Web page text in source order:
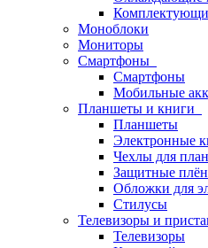
Моноблоки
Мониторы
Смартфоны
Смартфоны
Мобильные
Планшеты и книги
Планшеты
Электронные
Чехлы для
Защитные
Обложки для
Стилусы
Телевизоры и
Телевизоры